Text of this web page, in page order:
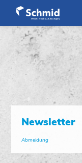
Newsletter
Abmeldung